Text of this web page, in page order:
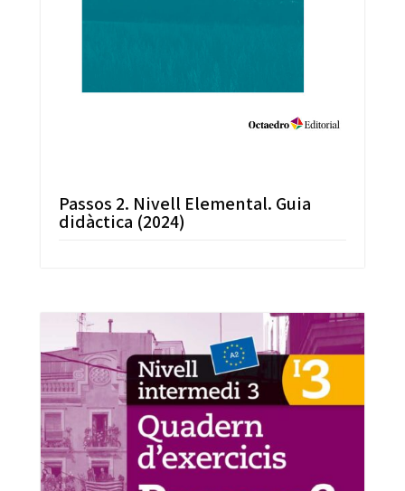
Passos 2. Nivell Elemental. Guia
didàctica (2024)